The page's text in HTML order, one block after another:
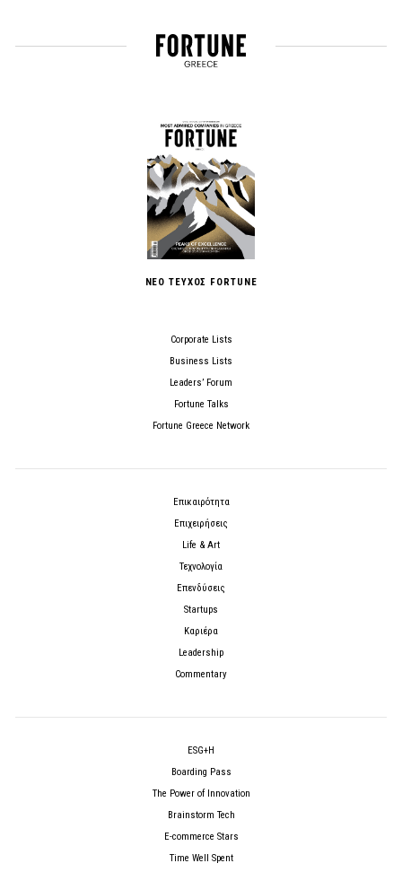
ΝΕΟ ΤΕΥΧΟΣ FORTUNE
Corporate Lists
Business Lists
Leaders’ Forum
Fortune Talks
Fortune Greece Network
Επικαιρότητα
Επιχειρήσεις
Life & Art
Τεχνολογία
Επενδύσεις
Startups
Καριέρα
Leadership
Commentary
ESG+H
Boarding Pass
The Power of Innovation
Brainstorm Tech
E-commerce Stars
Time Well Spent